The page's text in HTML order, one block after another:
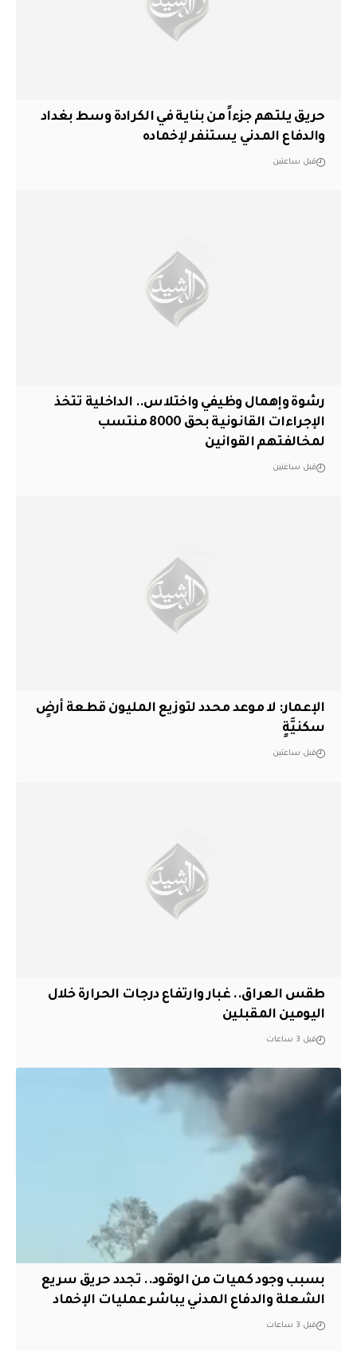
حريق يلتهم جزءاً من بناية في الكرادة وسط بغداد
والدفاع المدني يستنفر لإخماده
قبل ساعتين
رشوة وإهمال وظيفي واختلاس.. الداخلية تتخذ
الإجراءات القانونية بحق 8000 منتسب
لمخالفتهم القوانين
قبل ساعتين
الإعمار: لا موعد محدد لتوزيع المليون قطعة أرضٍ
سكنيَّةٍ
قبل ساعتين
طقس العراق.. غبار وارتفاع درجات الحرارة خلال
اليومين المقبلين
قبل 3 ساعات
بسبب وجود كميات من الوقود.. تجدد حريق سريع
الشعلة والدفاع المدني يباشر عمليات الإخماد
قبل 3 ساعات